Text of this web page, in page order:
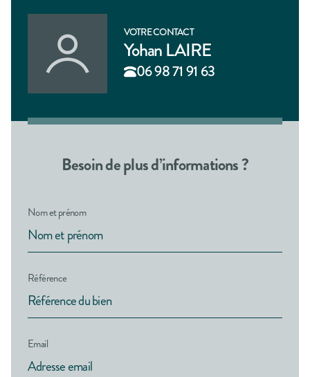
VOTRE CONTACT
Yohan LAIRE
06 98 71 91 63
Besoin de plus d’informations ?
Nom et prénom
Référence
Email